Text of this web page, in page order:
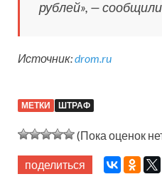
рублей», —
Источник:drom.ru
МЕТКИ ШТРАФ
(Пока оценок
поделиться